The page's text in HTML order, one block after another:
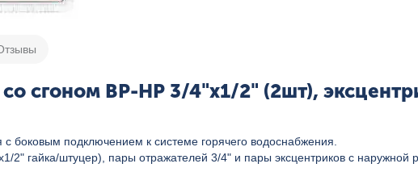
сгоном ВР-НР 3/4"х1/2" (2шт),
подключением к системе горячего водоснабжения.
2" гайка/штуцер), пары отражателей 3/4" и пары эксцентриков с наружной